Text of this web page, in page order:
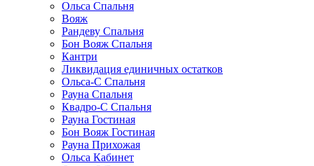
Ольса Спальня
Вояж
Рандеву Спальня
Бон Вояж Спальня
Кантри
Ликвидация единичных остатков
Ольса-С Спальня
Рауна Спальня
Квадро-С Спальня
Рауна Гостиная
Бон Вояж Гостиная
Рауна Прихожая
Ольса Кабинет